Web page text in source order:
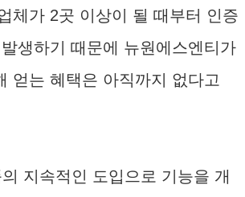
체가 2곳 이상이 될 때부터 인증
생하기 때문에 뉴원에스엔티가
얻는 혜택은 아직까지 없다고
지속적인 도입으로 기능을 개